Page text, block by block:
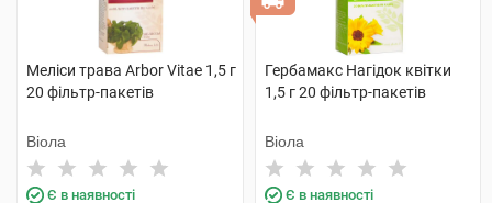
Меліси трава Arbor Vitae 1,5 г
20 фільтр-пакетів
Віола
Є в наявності
Гербамакс Нагідок квітки
1,5 г 20 фільтр-пакетів
Віола
Є в наявності